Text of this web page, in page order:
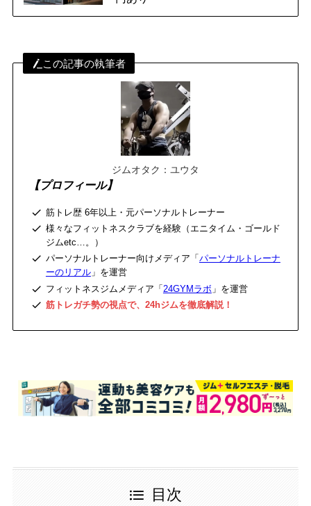
この記事の執筆者
ジムオタク：ユウタ
【プロフィール】
筋トレ歴 6年以上・元パーソナルトレーナー
様々なフィットネスクラブを経験（エニタイム・ゴールド
ジムetc…。）
パーソナルトレーナー向けメディア「 パーソナルトレーナ
ーのリアル」を運営
フィットネスジムメディア「24GYMラボ 」を運営
筋トレガチ勢の視点で、24hジムを徹底解説！
目次